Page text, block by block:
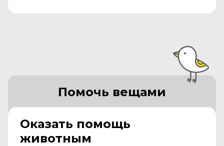
Оказать помощь
животным
Помочь вещами